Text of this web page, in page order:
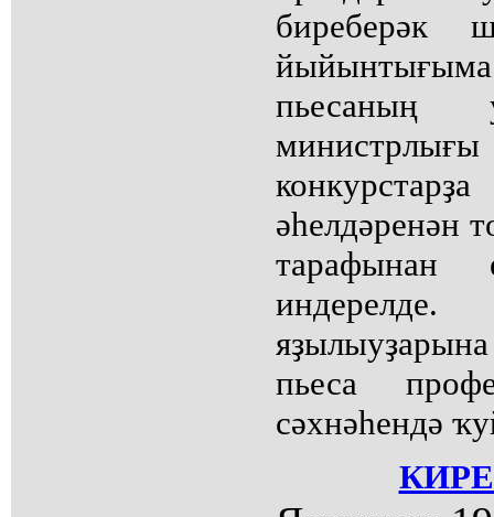
биреберәк
пьесаның
әһелдәренән
тарафынан
пьеса
сәхнәһендә